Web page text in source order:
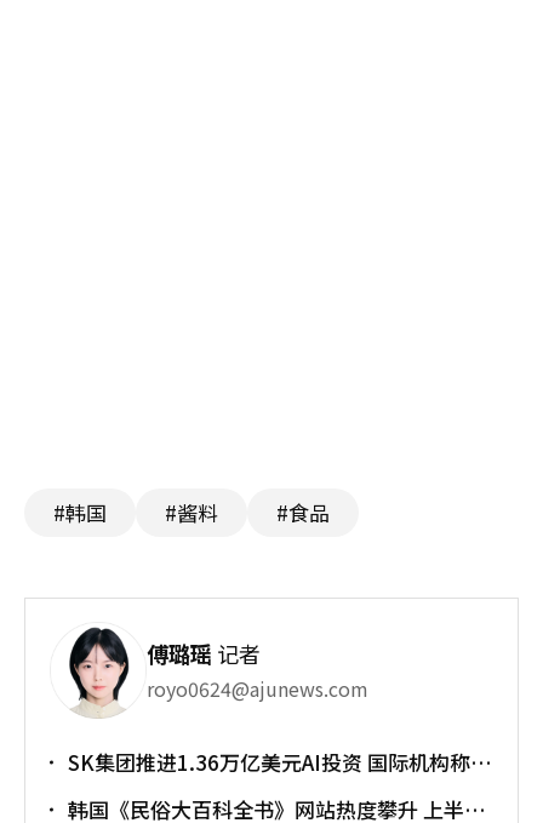
#韩国 #酱料 #食品
傅璐瑶 记者
royo0624@ajunews.com
SK集团推进1.36万亿美元AI投资 国际机构称将
韩国《民俗大百科全书》网站热度攀升 上半年